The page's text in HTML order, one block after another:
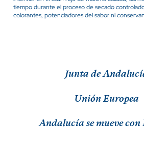
tiempo durante el proceso de secado
colorantes, potenciadores del sabor ni
Junta de
Unión Europea
Andalucía se mueve con